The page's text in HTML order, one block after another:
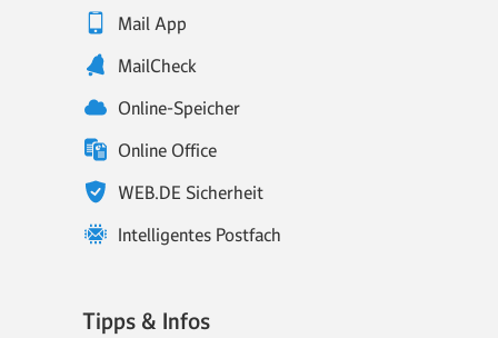
Mail App
MailCheck
Online-Speicher
Online Office
WEB.DE Sicherheit
Intelligentes Postfach
Tipps & Infos